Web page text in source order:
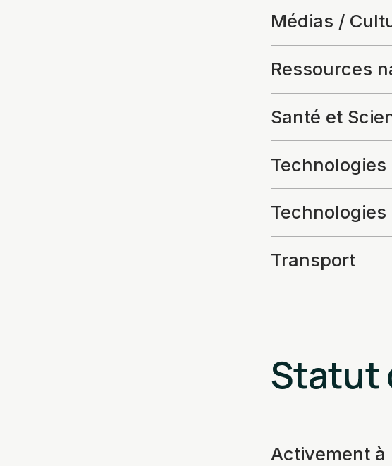
Médias /
Ressources
Santé et
Transport
Statut
Activement